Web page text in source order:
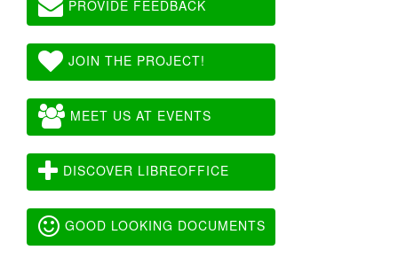
PROVIDE FEEDBACK
JOIN THE PROJECT!
MEET US AT EVENTS
DISCOVER LIBREOFFICE
GOOD LOOKING DOCUMENTS